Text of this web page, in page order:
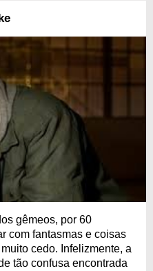
gêmeos, por 60
com fantasmas e coisas
cedo. Infelizmente, a
tão confusa encontrada